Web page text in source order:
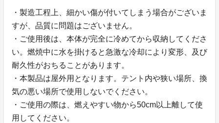
・製造工程上、細かい傷が付いてしまう場合がございま
すが、品質に問題はございません。
・ご使用後は、本体が完全に冷めてから収納してくださ
い。燃焼中に水を掛けると急激な冷却により変形、及び
耐久性がおちることがあります。
・本製品は屋外用となります。テント内や狭い場所、換
気の悪い場所で使用しないでください。
・ご使用の際は、燃えやすい物から50cm以上離して使
用してください。